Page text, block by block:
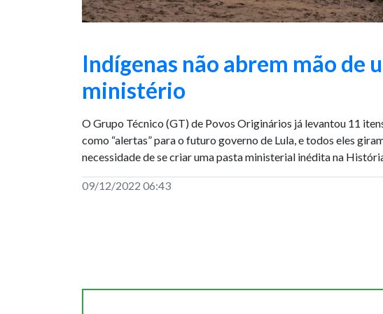
Indígenas não abrem mão de
ministério
O Grupo Técnico (GT) de Povos Originários já levantou 11
como “alertas” para o futuro governo de Lula, e todos eles
necessidade de se criar uma pasta ministerial inédita na
09/12/2022 06:43